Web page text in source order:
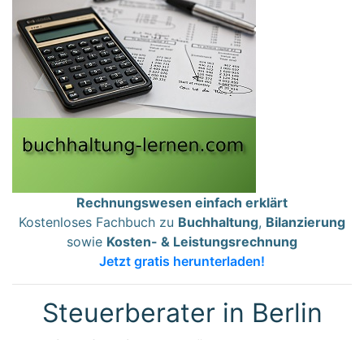
Rechnungswesen einfach erklärt
Kostenloses Fachbuch zu Buchhaltung, Bilanzierung
sowie Kosten- & Leistungsrechnung
Jetzt gratis herunterladen!
Steuerberater in Berlin